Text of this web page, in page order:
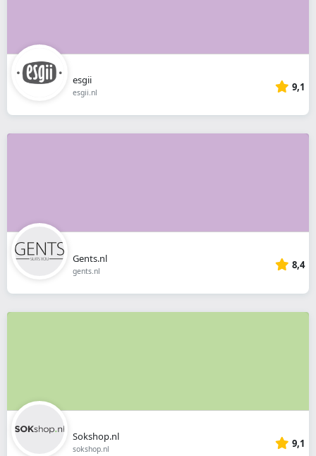
esgii
esgii.nl 9,1
Gents.nl
gents.nl 8,4
Sokshop.nl
sokshop.nl 9,1